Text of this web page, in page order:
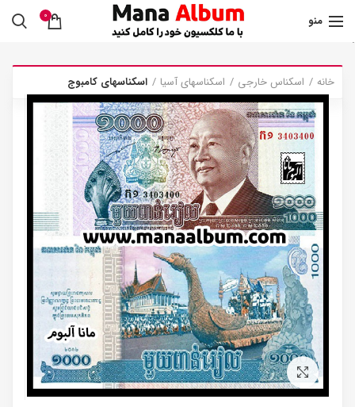
منو 0
.
خانه اسکناس خارجی اسکناسهای آسیا اسکناسهای کامبوج
برای بزرگنمایی کلیک کنید